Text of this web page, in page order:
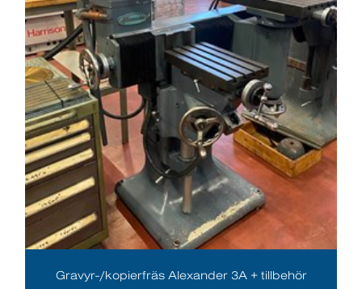
Gravyr-/kopierfräs Alexander 3A + tillbehör